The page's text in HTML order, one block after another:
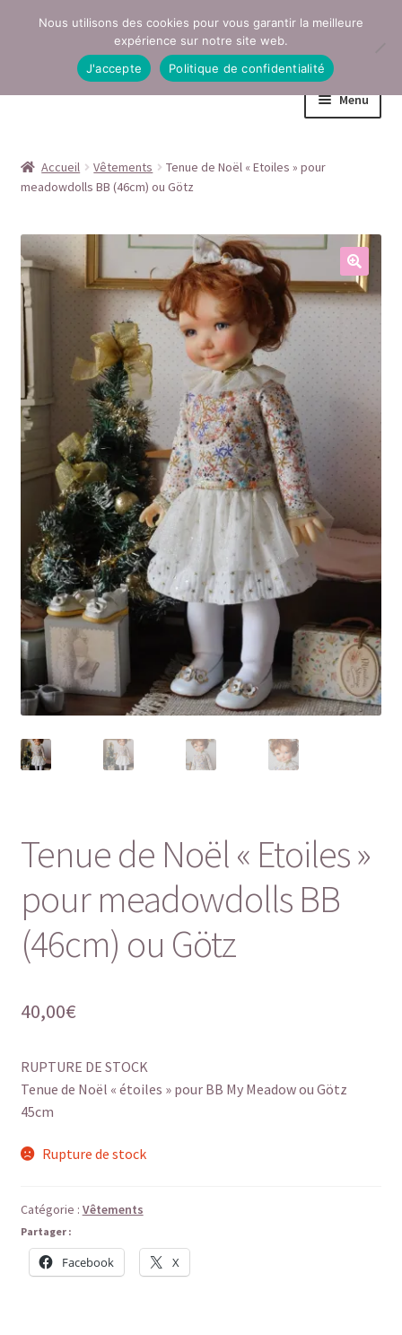
Aller
navigation
Aller
Menu
Conditions générales de vente
Contact
Mentions légales
Mon compte
Page Boutique
Panier
Politique de confidentialité
Politique de cookies (UE)
Validation de la commande
Accueil Vêtements
Tenue de Noël « Etoiles » pour
meadowdolls BB (46cm) ou Götz
Tenue de Noël « Etoiles »
pour meadowdolls BB
(46cm) ou Götz
40,00€
RUPTURE DE STOCK
Tenue de Noël « étoiles » pour BB My Meadow ou Götz
45cm
Rupture de stock
Catégorie : Vêtements
Partager :
Facebook X
Nous utilisons des cookies pour vous garantir la meilleure
expérience sur notre site web.
J'accepte
Politique de confidentialité